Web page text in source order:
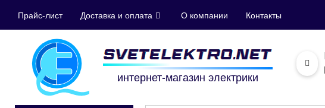
Прайс-лист Доставка и оплата О компании Контакты
интернет-магазин электрики